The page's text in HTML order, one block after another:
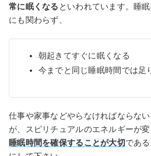
常に眠くなる といわれています。睡
にも関わらず、
朝起きてすぐに眠くなる
今までと同じ睡眠時間では足
仕事や家事などやらなければならな
が、スピリチュアルのエネルギーが
睡眠時間を確保することが大切であ